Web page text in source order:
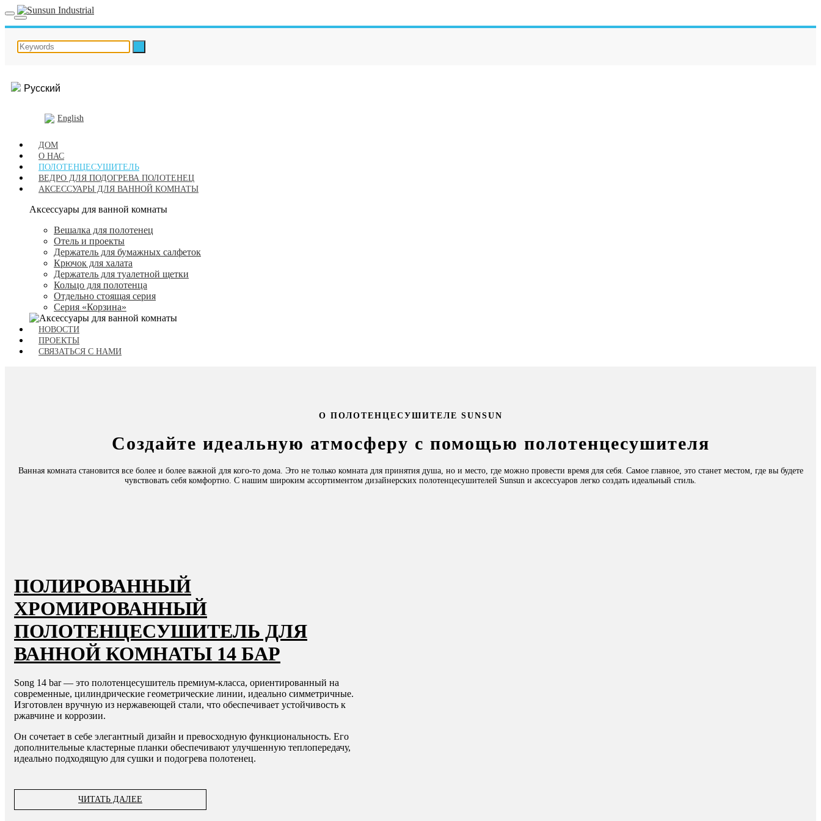
Русский
English
ДОМ
О НАС
ПОЛОТЕНЦЕСУШИТЕЛЬ
ВЕДРО ДЛЯ ПОДОГРЕВА ПОЛОТЕНЕЦ
АКСЕССУАРЫ ДЛЯ ВАННОЙ КОМНАТЫ
Аксессуары для ванной комнаты
Вешалка для полотенец
Отель и проекты
Держатель для бумажных салфеток
Крючок для халата
Держатель для туалетной щетки
Кольцо для полотенца
Отдельно стоящая серия
Серия «Корзина»
НОВОСТИ
ПРОЕКТЫ
СВЯЗАТЬСЯ С НАМИ
О ПОЛОТЕНЦЕСУШИТЕЛЕ SUNSUN
Создайте идеальную атмосферу с помощью полотенцесушителя
Ванная комната становится все более и более важной для кого-то дома. Это не только комната для принятия душа, но и место, где можно провести время для себя. Самое главное, это станет местом, где вы будете
чувствовать себя комфортно. С нашим широким ассортиментом дизайнерских полотенцесушителей Sunsun и аксессуаров легко создать идеальный стиль.
ПОЛИРОВАННЫЙ
ХРОМИРОВАННЫЙ
ПОЛОТЕНЦЕСУШИТЕЛЬ ДЛЯ
ВАННОЙ КОМНАТЫ 14 БАР
Song 14 bar — это полотенцесушитель премиум-класса, ориентированный на
современные, цилиндрические геометрические линии, идеально симметричные.
Изготовлен вручную из нержавеющей стали, что обеспечивает устойчивость к
ржавчине и коррозии.
Он сочетает в себе элегантный дизайн и превосходную функциональность. Его
дополнительные кластерные планки обеспечивают улучшенную теплопередачу,
идеально подходящую для сушки и подогрева полотенец.
ЧИТАТЬ ДАЛЕЕ